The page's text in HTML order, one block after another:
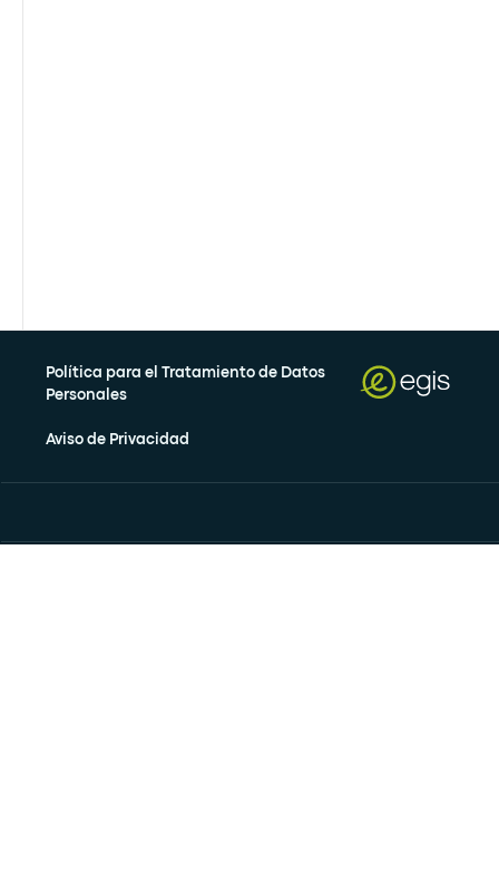
Política para el Tratamiento de Datos
Personales
Aviso de Privacidad